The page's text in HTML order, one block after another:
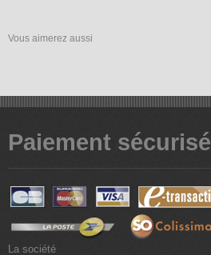
Vous aimerez aussi
Paiement sécurisé
La société